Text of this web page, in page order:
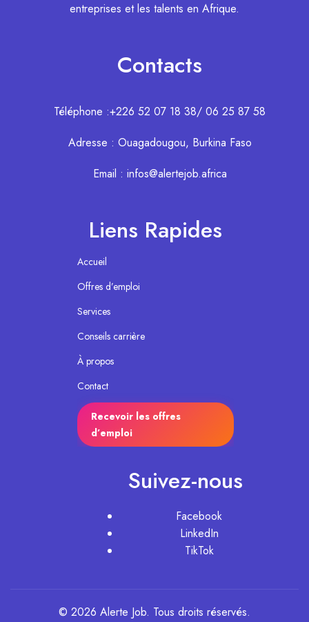
entreprises et les talents en Afrique.
Contacts
Téléphone :+226 52 07 18 38/ 06 25 87 58
Adresse : Ouagadougou, Burkina Faso
Email : infos@alertejob.africa
Liens Rapides
Accueil
Offres d’emploi
Services
Conseils carrière
À propos
Contact
Recevoir les offres
d’emploi
Suivez-nous
Facebook
LinkedIn
TikTok
© 2026 Alerte Job. Tous droits réservés.